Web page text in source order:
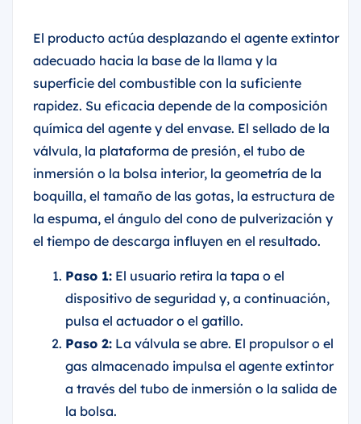
El producto actúa desplazando el agente extintor
adecuado hacia la base de la llama y la
superficie del combustible con la suficiente
rapidez. Su eficacia depende de la composición
química del agente y del envase. El sellado de la
válvula, la plataforma de presión, el tubo de
inmersión o la bolsa interior, la geometría de la
boquilla, el tamaño de las gotas, la estructura de
la espuma, el ángulo del cono de pulverización y
el tiempo de descarga influyen en el resultado.
Paso 1: El usuario retira la tapa o el
dispositivo de seguridad y, a continuación,
pulsa el actuador o el gatillo.
Paso 2: La válvula se abre. El propulsor o el
gas almacenado impulsa el agente extintor
a través del tubo de inmersión o la salida de
la bolsa.